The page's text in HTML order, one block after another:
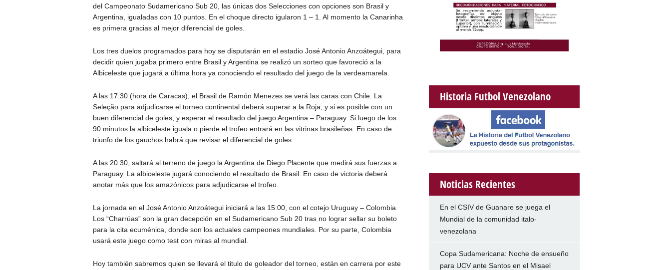
del Campeonato Sudamericano Sub 20, las únicas dos Selecciones con opciones son Brasil y
Argentina, igualadas con 10 puntos. En el choque directo igularon 1 – 1. Al momento la Canarinha
es primera gracias al mejor diferencial de goles.
Los tres duelos programados para hoy se disputarán en el estadio José Antonio Anzoátegui, para
decidir quien jugaba primero entre Brasil y Argentina se realizó un sorteo que favoreció a la
Albiceleste que jugará a última hora ya conociendo el resultado del juego de la verdeamarela.
A las 17:30 (hora de Caracas), el Brasil de Ramón Menezes se verá las caras con Chile. La
Seleção para adjudicarse el torneo continental deberá superar a la Roja, y si es posible con un
buen diferencial de goles, y esperar el resultado del juego Argentina – Paraguay. Si luego de los
90 minutos la albiceleste iguala o pierde el trofeo entrará en las vitrinas brasileñas. En caso de
triunfo de los gauchos habrá que revisar el diferencial de goles.
A las 20:30, saltará al terreno de juego la Argentina de Diego Placente que medirá sus fuerzas a
Paraguay. La albiceleste jugará conociendo el resultado de Brasil. En caso de victoria deberá
anotar más que los amazónicos para adjudicarse el trofeo.
La jornada en el José Antonio Anzoátegui iniciará a las 15:00, con el cotejo Uruguay – Colombia.
Los “Charrúas” son la gran decepción en el Sudamericano Sub 20 tras no lograr sellar su boleto
para la cita ecuménica, donde son los actuales campeones mundiales. Por su parte, Colombia
usará este juego como test con miras al mundial.
Hoy también sabremos quien se llevará el titulo de goleador del torneo, están en carrera por este
Historia Futbol Venezolano
Noticias Recientes
En el CSIV de Guanare se juega el
Mundial de la comunidad italo-
venezolana
Copa Sudamericana: Noche de ensueño
para UCV ante Santos en el Misael